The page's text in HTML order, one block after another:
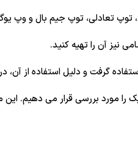
توپ تعادلی، توپ جیم بال و وپ
نیز آن را تهیه کنید.
گرفت و دلیل استفاده از آن،